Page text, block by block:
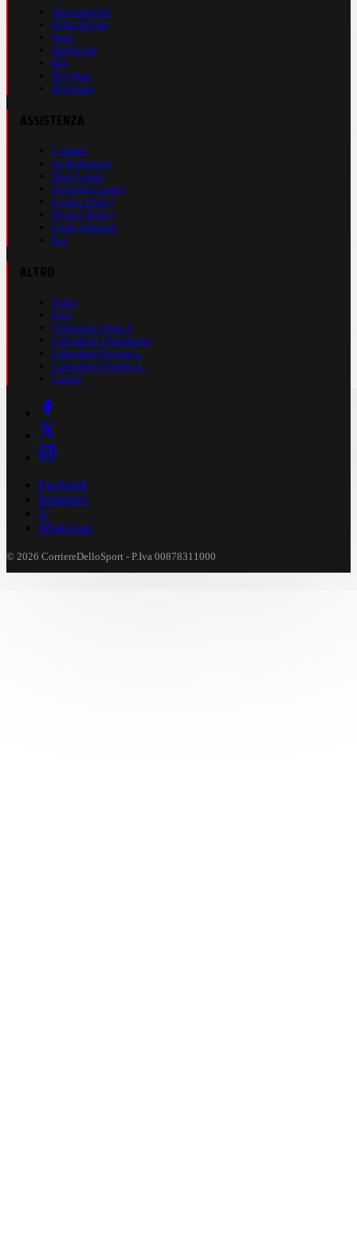
Abbonamenti
Prima Pagina
Store
Pubblicità
Rss
Site Map
Registrati
Contatti
La Redazione
Nota Legale
Gestione Cookie
Cookie Policy
Privacy Policy
Cond. Generali
Faq
Video
Foto
Calendario Serie A
Calendario Champions
Calendario Europa L.
Calendario Premier L.
Casinò
Facebook
Instagram
X
WhatsApp
© 2026 CorriereDelloSport - P.Iva 00878311000